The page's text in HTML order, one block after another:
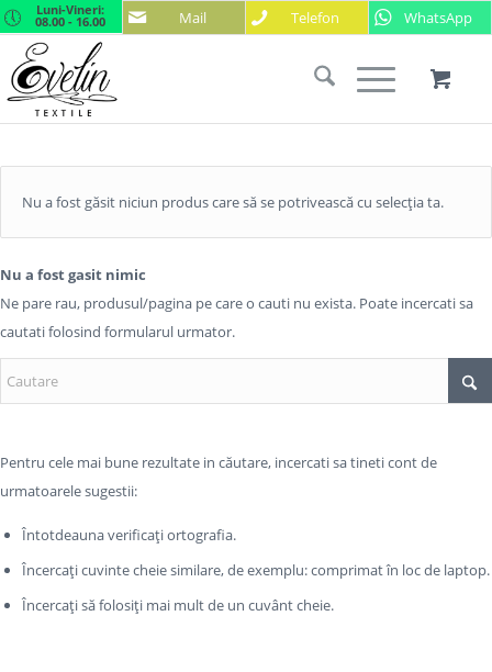
Mail Telefon WhatsApp
Luni-Vineri:
08.00 - 16.00
Nu a fost găsit niciun produs care să se potrivească cu selecția ta.
Nu a fost gasit nimic
Ne pare rau, produsul/pagina pe care o cauti nu exista. Poate incercati sa
cautati folosind formularul urmator.
Pentru cele mai bune rezultate in căutare, incercati sa tineti cont de
urmatoarele sugestii:
Întotdeauna verificați ortografia.
Încercați cuvinte cheie similare, de exemplu: comprimat în loc de laptop.
Încercați să folosiți mai mult de un cuvânt cheie.